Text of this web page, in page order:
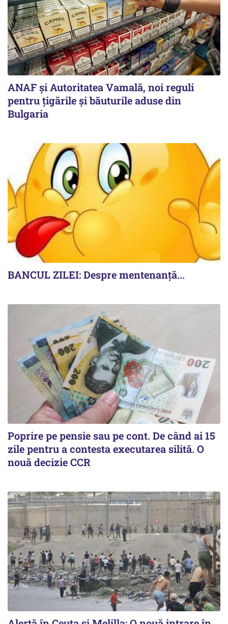
ANAF și Autoritatea Vamală, noi reguli
pentru țigările și băuturile aduse din
Bulgaria
BANCUL ZILEI: Despre mentenanță...
Poprire pe pensie sau pe cont. De când ai 15
zile pentru a contesta executarea silită. O
nouă decizie CCR